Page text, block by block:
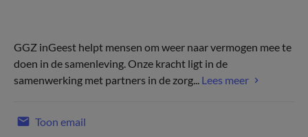
GGZ inGeest helpt mensen om weer naar vermogen mee te
doen in de samenleving. Onze kracht ligt in de
samenwerking met partners in de zorg... Lees meer
Toon email